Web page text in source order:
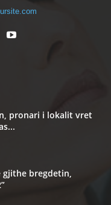
pronari i lokalit vret
bregdetin,